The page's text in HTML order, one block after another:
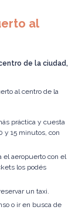
al
de la ciudad,
al centro de la
práctica y cuesta
y 15 minutos, con
el aeropuerto con el
los podés
un taxi.
o ir en busca de